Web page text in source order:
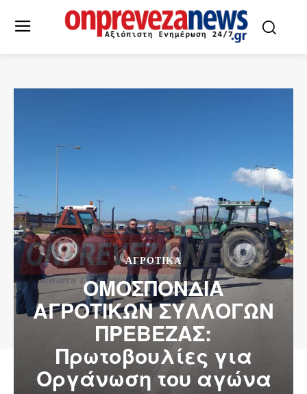
ΑΓΡΟΤΙΚΑ
ΟΜΟΣΠΟΝΔΙΑ
ΑΓΡΟΤΙΚΩΝ ΣΥΛΛΟΓΩΝ
ΠΡΕΒΕΖΑΣ:
Πρωτοβουλίες για
Οργάνωση του αγώνα